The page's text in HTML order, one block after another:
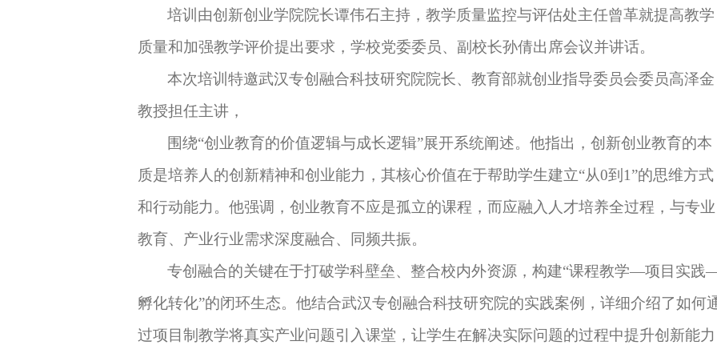
培训由创新创业学院院长谭伟石主持，教学质量监控与评估处主任曾革就提高教学
质量和加强教学评价提出要求，学校党委委员、副校长孙倩出席会议并讲话。
本次培训特邀武汉专创融合科技研究院院长、教育部就创业指导委员会委员高泽金
教授担任主讲，
围绕“创业教育的价值逻辑与成长逻辑”展开系统阐述。他指出，创新创业教育的本
质是培养人的创新精神和创业能力，其核心价值在于帮助学生建立“从0到1”的思维方式
和行动能力。他强调，创业教育不应是孤立的课程，而应融入人才培养全过程，与专业
教育、 产业行业需求深度融合、
同频共振。
专创融合的关键在于打破学科壁垒、整合校内外资源，构建“课程教学—项目实践
孵化转化”的闭环生态。他结合武汉专创融合科技研究院的实践案例，详细介绍了如何
过项目制教学将真实产业问题引入课堂，让学生在解决实际问题的过程中提升创新能力